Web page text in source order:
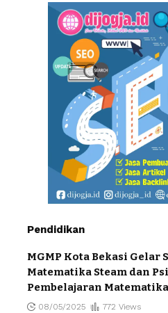
Pendidikan
MGMP Kota Bekasi Gelar
Matematika Steam dan
Pembelajaran Matematika
08/05/2025 772 Views